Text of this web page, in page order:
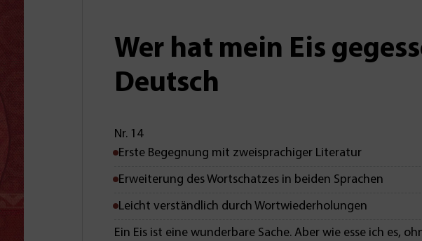
Wer hat mein Eis
Deutsch
Nr. 14
Erste Begegnung mit zweisprachiger Literatur
Erweiterung des Wortschatzes in beiden Sprachen
Leicht verständlich durch Wortwiederholungen
Ein Eis ist eine wunderbare Sache. Aber wie esse ich es,